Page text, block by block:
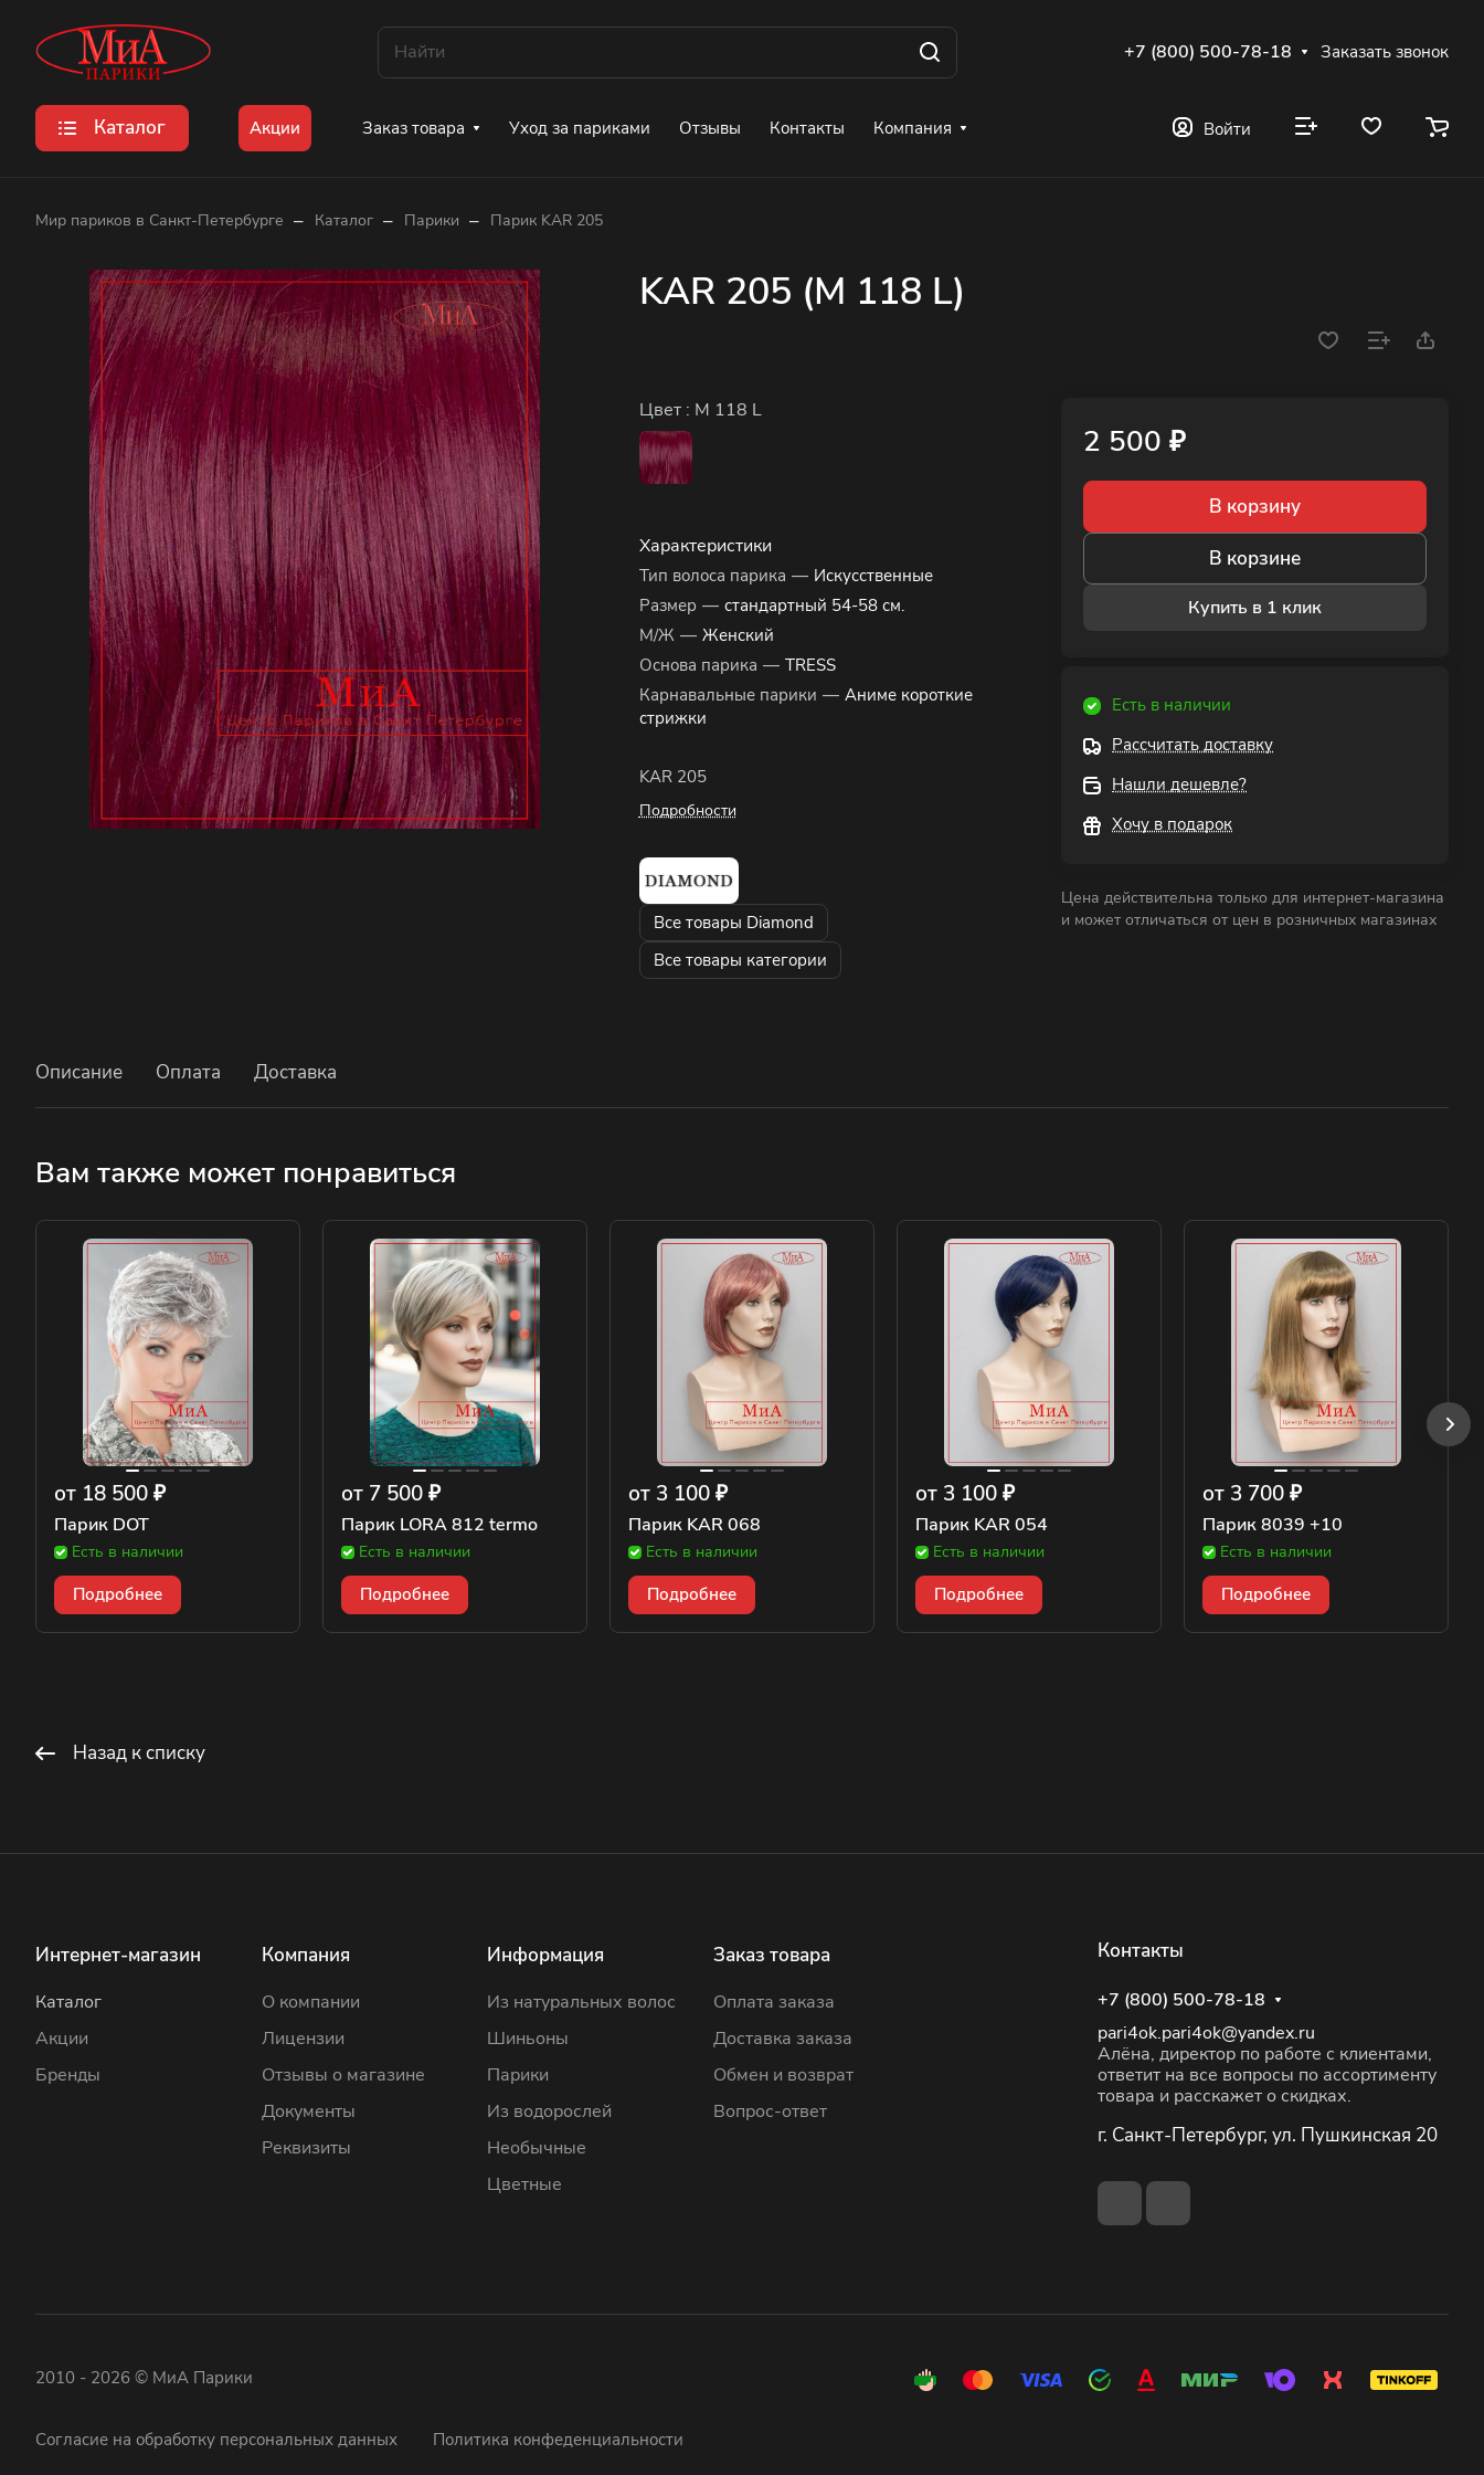
+7 (800) 500-78-18 Заказать звонок
Каталог Акции Заказ товара Уход за париками Отзывы Контакты Компания Войти
Мир париков в Санкт-Петербурге – Каталог – Парики – Парик KAR 205
KAR 205 (M 118 L)
Цвет : M 118 L
Характеристики
Тип волоса парика — Искусственные
Размер — стандартный 54-58 см.
М/Ж — Женский
Основа парика — TRESS
Карнавальные парики — Аниме короткие
стрижки
KAR 205
Подробности
Все товары Diamond
Все товары категории
2 500 ₽
В корзину
В корзине
Купить в 1 клик
Есть в наличии
Рассчитать доставку
Нашли дешевле?
Хочу в подарок
Цена действительна только для интернет-магазина
и может отличаться от цен в розничных магазинах
Описание Оплата Доставка
Вам также может понравиться
от 18 500 ₽
Парик DOT
Есть в наличии
Подробнее
от 7 500 ₽
Парик LORA 812 termo
Есть в наличии
Подробнее
от 3 100 ₽
Парик KAR 068
Есть в наличии
Подробнее
от 3 100 ₽
Парик KAR 054
Есть в наличии
Подробнее
от 3 700 ₽
Парик 8039 +10
Есть в наличии
Подробнее
Назад к списку
Интернет-магазин
Каталог
Акции
Бренды
Компания
О компании
Лицензии
Отзывы о магазине
Документы
Реквизиты
Информация
Из натуральных волос
Шиньоны
Парики
Из водорослей
Необычные
Цветные
Заказ товара
Оплата заказа
Доставка заказа
Обмен и возврат
Вопрос-ответ
Контакты
+7 (800) 500-78-18
pari4ok.pari4ok@yandex.ru
Алёна, директор по работе с клиентами,
ответит на все вопросы по ассортименту
товара и расскажет о скидках.
г. Санкт-Петербург, ул. Пушкинская 20
2010 - 2026 © МиА Парики
Согласие на обработку персональных данных Политика конфеденциальности